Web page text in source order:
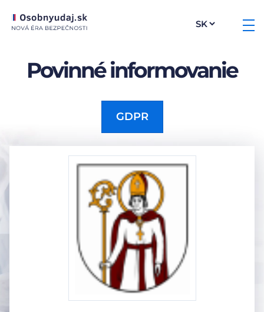
Povinné informovanie
GDPR